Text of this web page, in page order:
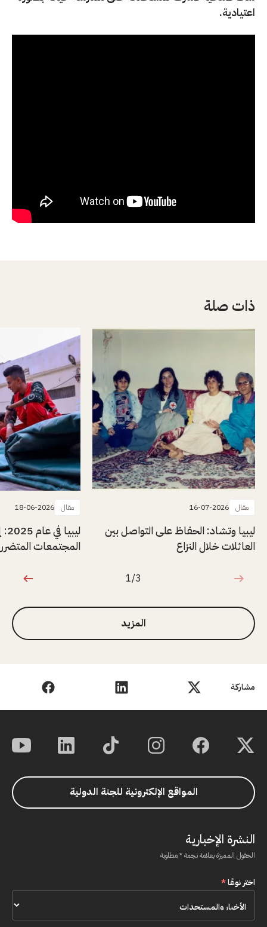
مشاركة
اعتيادية.
ذات صلة
مقال 16-07-2026
ليبيا وتشاد: الحفاظ على التواصل بين
العائلات خلال النزاع
مقال 18-06-2026
المجتمعات
1 من 3
1/3
المزيد
المواقع الإلكترونية للجنة الدولية
النشرة الإخبارية
الحقول المميزة بعلامة نجمة * مطلوبة
اختر نوعًا*